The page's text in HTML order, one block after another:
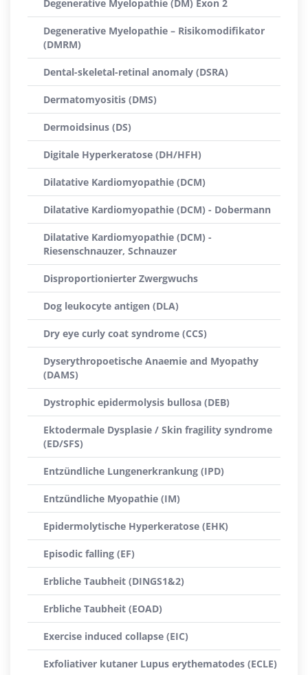
Degenerative Myelopathie (DM) Exon 2
Degenerative Myelopathie – Risikomodifikator
(DMRM)
Dental-skeletal-retinal anomaly (DSRA)
Dermatomyositis (DMS)
Dermoidsinus (DS)
Digitale Hyperkeratose (DH/HFH)
Dilatative Kardiomyopathie (DCM)
Dilatative Kardiomyopathie (DCM) - Dobermann
Dilatative Kardiomyopathie (DCM) -
Riesenschnauzer, Schnauzer
Disproportionierter Zwergwuchs
Dog leukocyte antigen (DLA)
Dry eye curly coat syndrome (CCS)
Dyserythropoetische Anaemie and Myopathy
(DAMS)
Dystrophic epidermolysis bullosa (DEB)
Ektodermale Dysplasie / Skin fragility syndrome
(ED/SFS)
Entzündliche Lungenerkrankung (IPD)
Entzündliche Myopathie (IM)
Epidermolytische Hyperkeratose (EHK)
Episodic falling (EF)
Erbliche Taubheit (DINGS1&2)
Erbliche Taubheit (EOAD)
Exercise induced collapse (EIC)
Exfoliativer kutaner Lupus erythematodes (ECLE)